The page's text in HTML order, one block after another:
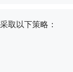
取以下策略：